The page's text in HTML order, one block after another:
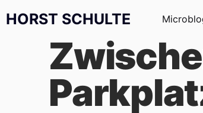
HORST SCHULTE